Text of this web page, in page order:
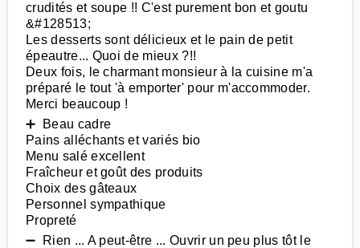
crudités et soupe !! C'est purement bon et goutu
&#128513;
Les desserts sont délicieux et le pain de petit
épeautre... Quoi de mieux ?!!
Deux fois, le charmant monsieur à la cuisine m'a
préparé le tout 'à emporter' pour m'accommoder.
Merci beaucoup !
➕ Beau cadre
Pains alléchants et variés bio
Menu salé excellent
Fraîcheur et goût des produits
Choix des gâteaux
Personnel sympathique
Propreté
➖ Rien ... A peut-être ... Ouvrir un peu plus tôt le